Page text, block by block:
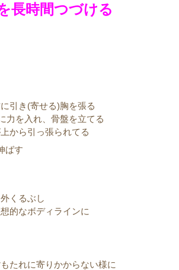
長時間つづける
引き(寄せる)胸を張る
力を入れ、骨盤を立てる
から引っ張られてる
ばす
くるぶし
的なボディラインに
たれに寄りかからない様に